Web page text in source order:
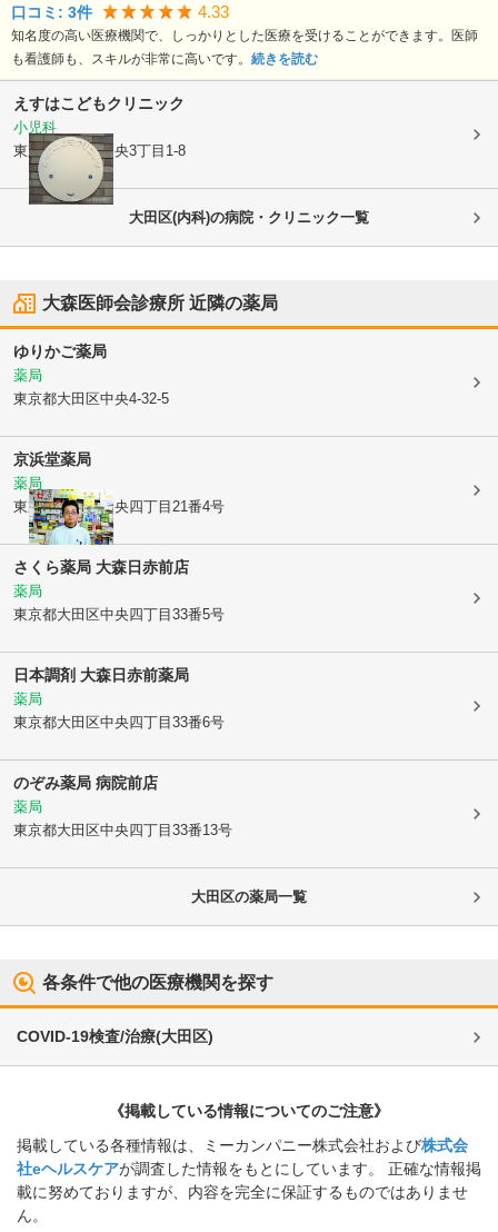
口コミ: 3件 4.33
知名度の高い医療機関で、しっかりとした医療を受けることができます。医師
も看護師も、スキルが非常に高いです。 続きを読む
えすはこどもクリニック
小児科
東京都大田区中央3丁目1-8
大田区(内科)の病院・クリニック一覧
大森医師会診療所 近隣の薬局
ゆりかご薬局
薬局
東京都大田区中央4-32-5
京浜堂薬局
薬局
東京都大田区中央四丁目21番4号
さくら薬局 大森日赤前店
薬局
東京都大田区中央四丁目33番5号
日本調剤 大森日赤前薬局
薬局
東京都大田区中央四丁目33番6号
のぞみ薬局 病院前店
薬局
東京都大田区中央四丁目33番13号
大田区の薬局一覧
各条件で他の医療機関を探す
COVID-19検査/治療(大田区)
《掲載している情報についてのご注意》
掲載している各種情報は、ミーカンパニー株式会社および株式会
社eヘルスケアが調査した情報をもとにしています。 正確な情報掲
載に努めておりますが、内容を完全に保証するものではありませ
ん。